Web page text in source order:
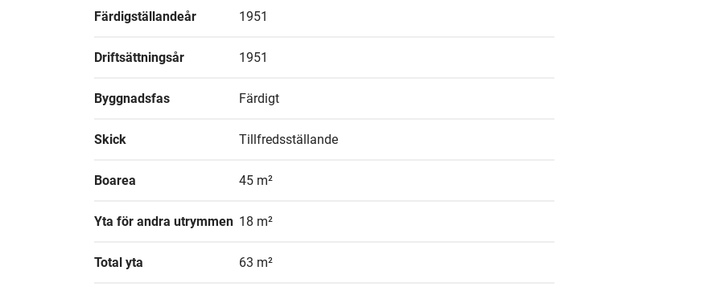
Färdigställandeår 1951
Driftsättningsår 1951
Byggnadsfas Färdigt
Skick Tillfredsställande
Boarea 45 m²
Yta för andra utrymmen 18 m²
Total yta 63 m²